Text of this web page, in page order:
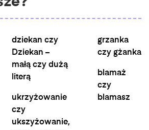
dziekan czy
Dziekan –
małą czy dużą
literą
ukrzyżowanie
czy
ukszyżowanie,
grzanka
czy gżanka
blamaż
czy
blamasz